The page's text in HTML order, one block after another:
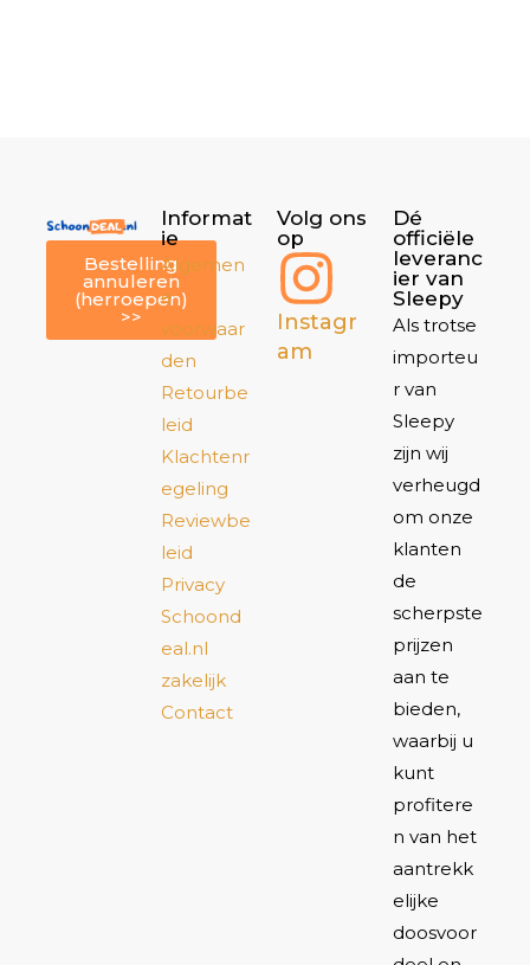
Bestelling
annuleren
(herroepen)
>>
Informat
ie
Algemen
e
voorwaar
den
Retourbe
leid
Klachtenr
egeling
Reviewbe
leid
Privacy
Schoond
eal.nl
zakelijk
Contact
Volg ons
op
Instagr
am
Dé
officiële
leveranc
ier van
Sleepy
Als trotse
importeu
r van
Sleepy
zijn wij
verheugd
om onze
klanten
de
scherpste
prijzen
aan te
bieden,
waarbij u
kunt
profitere
n van het
aantrekk
elijke
doosvoor